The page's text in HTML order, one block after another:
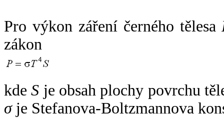
Pro výkon záření černého tělesa
zákon
kdeS je obsah plochy povrchu
σje Stefanova-Boltzmannova